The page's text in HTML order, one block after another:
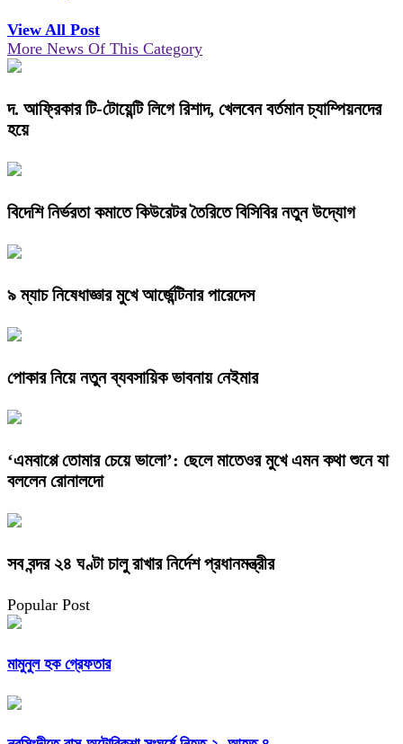
View All Post
More News Of This Category
দ. আফ্রিকার টি-টোয়েন্টি লিগে রিশাদ, খেলবেন বর্তমান চ্যাম্পিয়নদের
হয়ে
বিদেশি নির্ভরতা কমাতে কিউরেটর তৈরিতে বিসিবির নতুন উদ্যোগ
৯ ম্যাচ নিষেধাজ্ঞার মুখে আর্জেন্টিনার পারেদেস
পোকার নিয়ে নতুন ব্যবসায়িক ভাবনায় নেইমার
‘এমবাপ্পে তোমার চেয়ে ভালো’: ছেলে মাতেওর মুখে এমন কথা শুনে যা
বললেন রোনালদো
সব বন্দর ২৪ ঘণ্টা চালু রাখার নির্দেশ প্রধানমন্ত্রীর
Popular Post
মামুনুল হক গ্রেফতার